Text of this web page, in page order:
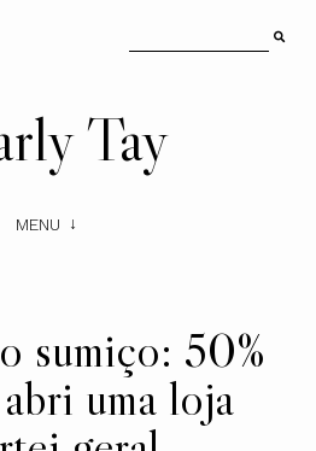
Tay
MENU
sumiço: 50%
uma loja